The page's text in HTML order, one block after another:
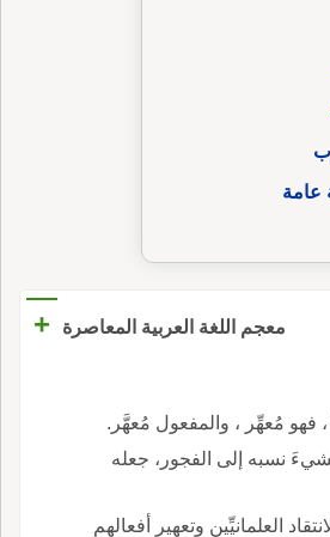
عامة
معجم اللغة العربية المعاصرة +
، فهو مُعهِّر ، والمفعول مُعهَّر.
نسبه إلى الفجور، جعله
العلمانيِّين وتعهير أفعالهم